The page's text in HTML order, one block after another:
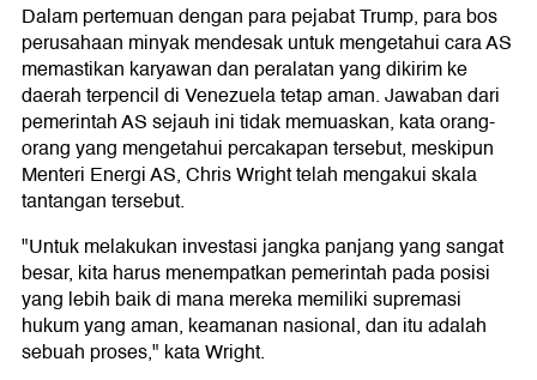
Dalam pertemuan dengan para pejabat Trump, para bos
perusahaan minyak mendesak untuk mengetahui cara AS
memastikan karyawan dan peralatan yang dikirim ke
daerah terpencil di Venezuela tetap aman. Jawaban dari
pemerintah AS sejauh ini tidak memuaskan, kata orang-
orang yang mengetahui percakapan tersebut, meskipun
Menteri Energi AS, Chris Wright telah mengakui skala
tantangan tersebut.
"Untuk melakukan investasi jangka panjang yang sangat
besar, kita harus menempatkan pemerintah pada posisi
yang lebih baik di mana mereka memiliki supremasi
hukum yang aman, keamanan nasional, dan itu adalah
sebuah proses," kata Wright.